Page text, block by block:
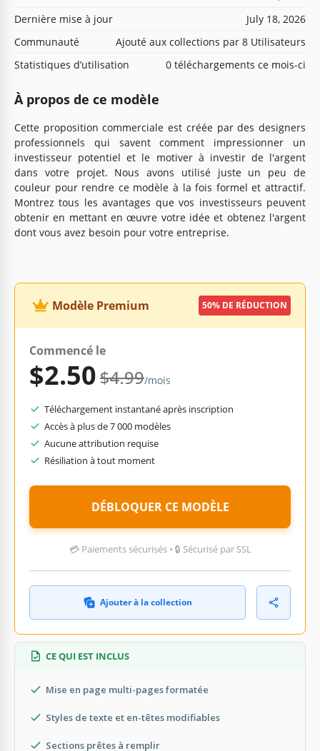
Dernière mise à jour
July 18, 2026
Communauté
Ajouté aux collections par 8 Utilisateurs
Statistiques d’utilisation
0 téléchargements ce mois-ci
À propos de ce modèle
Cette proposition commerciale est créée par des designers
professionnels qui savent comment impressionner un
investisseur potentiel et le motiver à investir de l'argent
dans votre projet. Nous avons utilisé juste un peu de
couleur pour rendre ce modèle à la fois formel et attractif.
Montrez tous les avantages que vos investisseurs peuvent
obtenir en mettant en œuvre votre idée et obtenez l'argent
dont vous avez besoin pour votre entreprise.
Modèle Premium 50% DE RÉDUCTION
Commencé le
$2.50$4.99/mois
Téléchargement instantané après inscription
Accès à plus de 7 000 modèles
Aucune attribution requise
Résiliation à tout moment
DÉBLOQUER CE MODÈLE
💳 Paiements sécurisés • 🔒 Sécurisé par SSL
Ajouter à la collection
CE QUI EST INCLUS
Mise en page multi-pages formatée
Styles de texte et en-têtes modifiables
Sections prêtes à remplir